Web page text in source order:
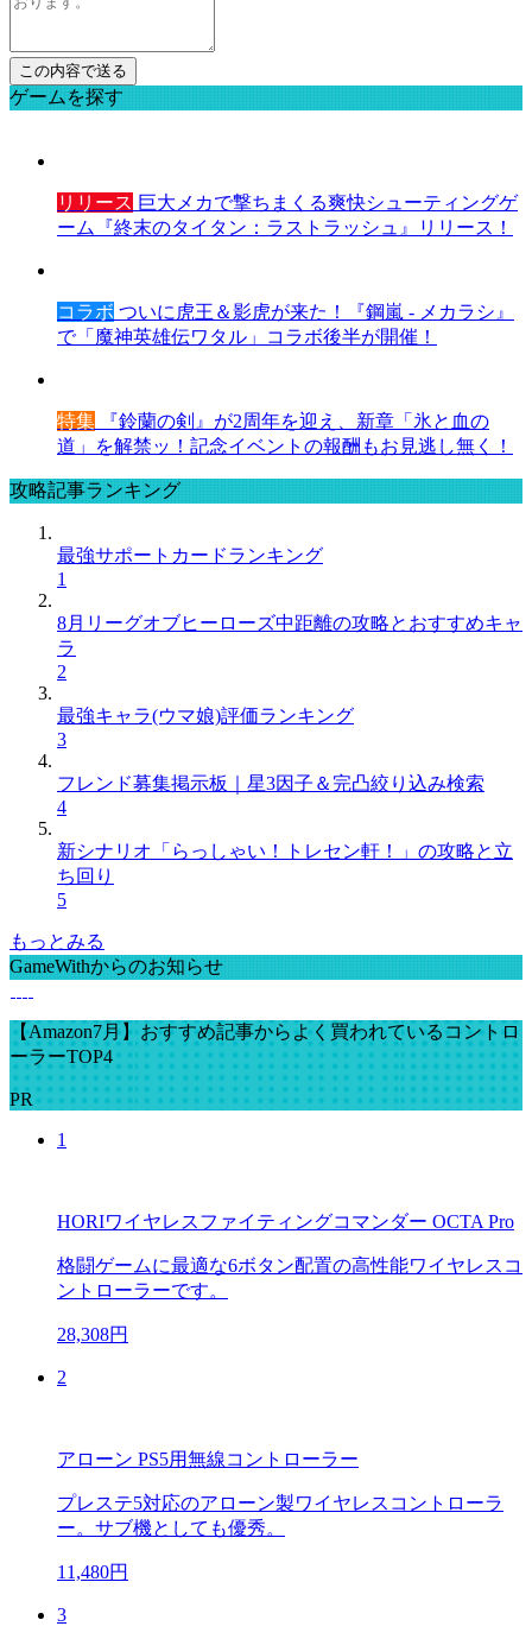
ゲームを探す
リリース 巨大メカで撃ちまくる爽快シューティングゲ
ーム『終末のタイタン：ラストラッシュ』リリース！
コラボ ついに虎王＆影虎が来た！『鋼嵐 - メカラシ』
で「魔神英雄伝ワタル」コラボ後半が開催！
特集 『鈴蘭の剣』が2周年を迎え、新章「氷と血の
道」を解禁ッ！記念イベントの報酬もお見逃し無く！
攻略記事ランキング
最強サポートカードランキング
1
8月リーグオブヒーローズ中距離の攻略とおすすめキャ
ラ
2
最強キャラ(ウマ娘)評価ランキング
3
フレンド募集掲示板｜星3因子＆完凸絞り込み検索
4
新シナリオ「らっしゃい！トレセン軒！」の攻略と立
ち回り
5
もっとみる
GameWithからのお知らせ
【Amazon7月】おすすめ記事からよく買われているコントロ
ーラーTOP4
PR
1
HORIワイヤレスファイティングコマンダー OCTA Pro
格闘ゲームに最適な6ボタン配置の高性能ワイヤレスコ
ントローラーです。
28,308円
2
アローン PS5用無線コントローラー
プレステ5対応のアローン製ワイヤレスコントローラ
ー。サブ機としても優秀。
11,480円
3